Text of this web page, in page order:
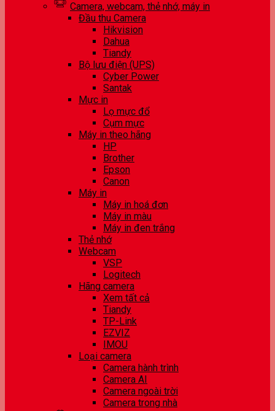
Camera, webcam, thẻ nhớ, máy in
Đầu thu Camera
Hikvision
Dahua
Tiandy
Bộ lưu điện (UPS)
Cyber Power
Santak
Mực in
Lọ mực đổ
Cụm mực
Máy in theo hãng
HP
Brother
Epson
Canon
Máy in
Máy in hoá đơn
Máy in màu
Máy in đen trắng
Thẻ nhớ
Webcam
VSP
Logitech
Hãng camera
Xem tất cả
Tiandy
TP-Link
EZVIZ
IMOU
Loại camera
Camera hành trình
Camera AI
Camera ngoài trời
Camera trong nhà